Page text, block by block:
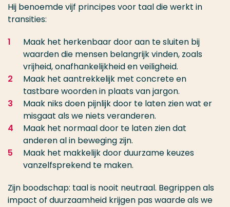
Hij benoemde vijf principes voor taal die werkt in
transities:
Maak het herkenbaar door aan te sluiten bij
waarden die mensen belangrijk vinden, zoals
vrijheid, onafhankelijkheid en veiligheid.
Maak het aantrekkelijk met concrete en
tastbare woorden in plaats van jargon.
Maak niks doen pijnlijk door te laten zien wat er
misgaat als we niets veranderen.
Maak het normaal door te laten zien dat
anderen al in beweging zijn.
Maak het makkelijk door duurzame keuzes
vanzelfsprekend te maken.
Zijn boodschap: taal is nooit neutraal. Begrippen als
impact of duurzaamheid krijgen pas waarde als we